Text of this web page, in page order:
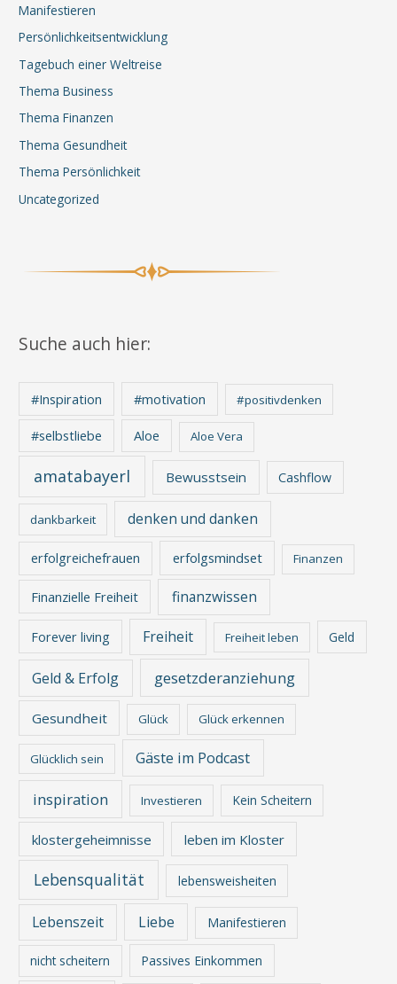
Manifestieren
Persönlichkeitsentwicklung
Tagebuch einer Weltreise
Thema Business
Thema Finanzen
Thema Gesundheit
Thema Persönlichkeit
Uncategorized
Suche auch hier:
#Inspiration #motivation #positivdenken
#selbstliebe Aloe Aloe Vera
amatabayerl Bewusstsein Cashflow
dankbarkeit denken und danken
erfolgreichefrauen erfolgsmindset Finanzen
Finanzielle Freiheit finanzwissen
Forever living Freiheit Freiheit leben Geld
Geld & Erfolg gesetzderanziehung
Gesundheit Glück Glück erkennen
Glücklich sein Gäste im Podcast
inspiration Investieren Kein Scheitern
klostergeheimnisse leben im Kloster
Lebensqualität lebensweisheiten
Lebenszeit Liebe Manifestieren
nicht scheitern Passives Einkommen